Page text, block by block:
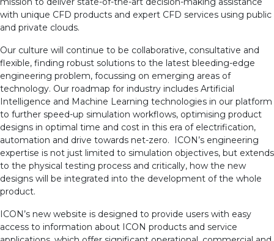
with unique CFD products and expert CFD services using public
and private clouds.
Our culture will continue to be collaborative, consultative and
flexible, finding robust solutions to the latest bleeding-edge
engineering problem, focussing on emerging areas of
technology. Our roadmap for industry includes Artificial
Intelligence and Machine Learning technologies in our platform
to further speed-up simulation workflows, optimising product
designs in optimal time and cost in this era of electrification,
automation and drive towards net-zero. ICON’s engineering
expertise is not just limited to simulation objectives, but extends
to the physical testing process and critically, how the new
designs will be integrated into the development of the whole
product.
ICON’s new website is designed to provide users with easy
access to information about ICON products and service